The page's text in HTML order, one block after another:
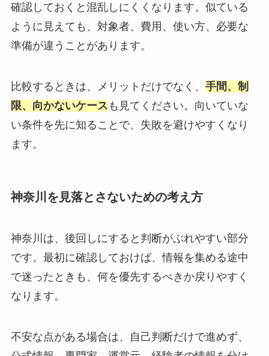
確認しておくと混乱しにくくなります。似ている
ように見えても、対象者、費用、使い方、必要な
準備が違うことがあります。
比較するときは、メリットだけでなく、 手間、制
限、向かないケース も見てください。向いていな
い条件を先に知ることで、失敗を避けやすくなり
ます。
神奈川を見落とさないための考え方
神奈川は、後回しにすると判断がぶれやすい部分
です。最初に確認しておけば、情報を集める途中
で迷ったときも、何を優先するべきか戻りやすく
なります。
不安な点がある場合は、自己判断だけで進めず、